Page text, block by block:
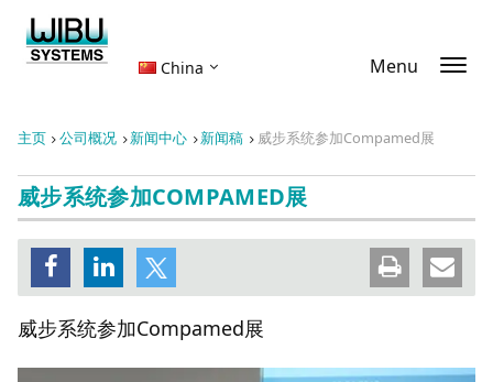
China Menu
主页 公司概况 新闻中心 新闻稿 威步系统参加Compamed展
威步系统参加COMPAMED展
威步系统参加Compamed展